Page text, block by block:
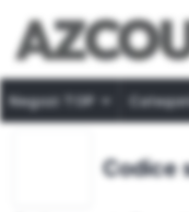
Negozi TOP
Codice